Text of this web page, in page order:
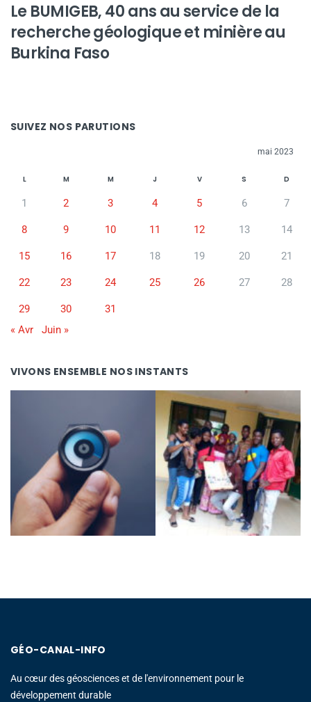
Le BUMIGEB, 40 ans au service de la
recherche géologique et minière au
Burkina Faso
SUIVEZ NOS PARUTIONS
mai 2023
L M M J V S D
1 2 3 4 5 6 7
8 9 10 11 12 13 14
15 16 17 18 19 20 21
22 23 24 25 26 27 28
29 30
31
« Avr
Juin »
VIVONS ENSEMBLE NOS INSTANTS
GÉO-CANAL-INFO
Au cœur des géosciences et de l'environnement pour le
développement durable